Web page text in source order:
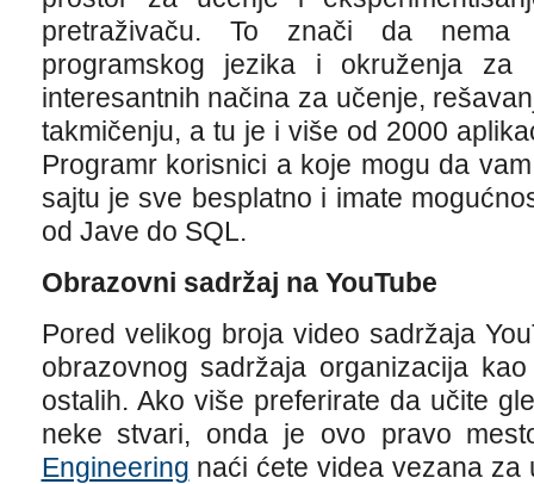
pretraživaču. To znači da nema
programskog jezika i okruženja za
interesantnih načina za učenje,
takmičenju, a tu je i više od 2000
Programr korisnici a koje mogu da
sajtu je sve besplatno i imate
od Jave do SQL.
Obrazovni sadržaj na YouTube
Pored velikog broja video sadržaja
obrazovnog sadržaja organizacija
ostalih. Ako više preferirate da učite
neke stvari, onda je ovo pravo
Engineering naći ćete videa vezana za